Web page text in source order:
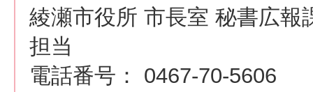
綾瀬市役所 市長室 秘書広報
担当
電話番号： 0467-70-5606